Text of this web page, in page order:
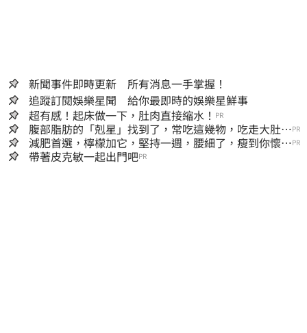
新聞事件即時更新 所有消息一手掌握！
追蹤訂閱娛樂星聞 給你最即時的娛樂星鮮事
超有感！起床做一下，肚肉直接縮水！ PR
腹部脂肪的「剋星」找到了，常吃這幾物，吃走大肚
囊，瘦出小蠻腰
PR
減肥首選，檸檬加它，堅持一週，腰細了，瘦到你懷疑
人生
PR
帶著皮克敏一起出門吧PR